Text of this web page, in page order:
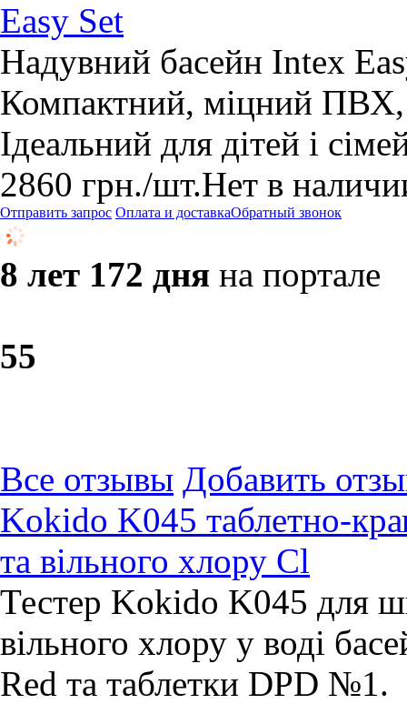
Easy Set
Надувний басейн Intex
Компактний, міцний ПВХ,
Ідеальний для дітей і
2860 грн./шт.Нет в
Отправить запрос Оплата и доставкаОбратный звонок
8 лет 172 дня на портале
55
Все отзывы Добавить
Kokido K045 таблетно-
та вільного хлору Cl
Тестер Kokido K045 для
вільного хлору у воді
Red та таблетки DPD №1.